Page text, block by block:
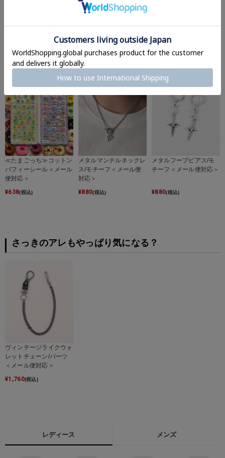
880(税込)
応＞
¥572(税込)
便対応＞
¥880(税込)
≪たまごっち≫コットン
パフィーシール＜メール
便対応＞
¥638(税込)
メタルマンテルネックレ
ス/モチーフ＜メール便
対応＞
¥880(税込)
メタルフープピアス/モ
チーフ＜メール便対応＞
¥880(税込)
さっきのアレもやっぱり気になる？
ヴィンテージライクウォ
レットチェーン/パーツ
＜メール便対応＞
¥1,760(税込)
レディース メンズ